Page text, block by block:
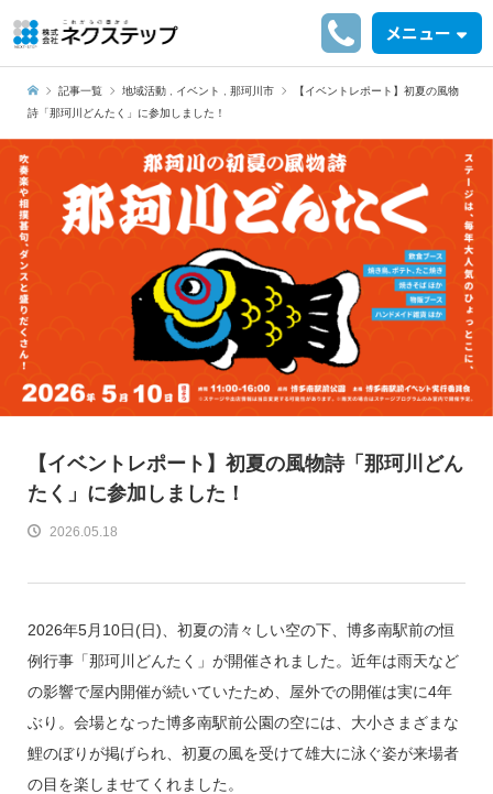
メニュー
記事一覧 地域活動 イベント 那珂川市
【イベントレポート】初夏の風物
詩「那珂川どんたく」に参加しました！
【イベントレポート】初夏の風物詩「那珂川どん
たく」に参加しました！
2026.05.18
2026年5月10日(日)、初夏の清々しい空の下、博多南駅前の恒
例行事「那珂川どんたく」が開催されました。近年は雨天など
の影響で屋内開催が続いていたため、屋外での開催は実に4年
ぶり。会場となった博多南駅前公園の空には、大小さまざまな
鯉のぼりが掲げられ、初夏の風を受けて雄大に泳ぐ姿が来場者
の目を楽しませてくれました。